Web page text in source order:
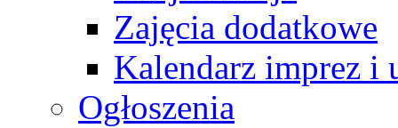
Zajęcia dodatkowe
Kalendarz imprez i
Ogłoszenia